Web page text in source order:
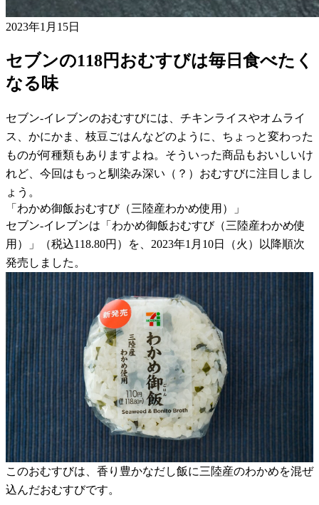
2023年1月15日
セブンの118円おむすびは毎日食べたく
なる味
セブン-イレブンのおむすびには、チキンライスやオムライ
ス、かにかま、枝豆ごはんなどのように、ちょっと変わった
ものが何種類もありますよね。そういった商品もおいしいけ
れど、今回はもっと馴染み深い（？）おむすびに注目しまし
ょう。
「わかめ御飯おむすび（三陸産わかめ使用）」
セブン-イレブンは「わかめ御飯おむすび（三陸産わかめ使
用）」（税込118.80円）を、2023年1月10日（火）以降順次
発売しました。
このおむすびは、香り豊かなだし飯に三陸産のわかめを混ぜ
込んだおむすびです。